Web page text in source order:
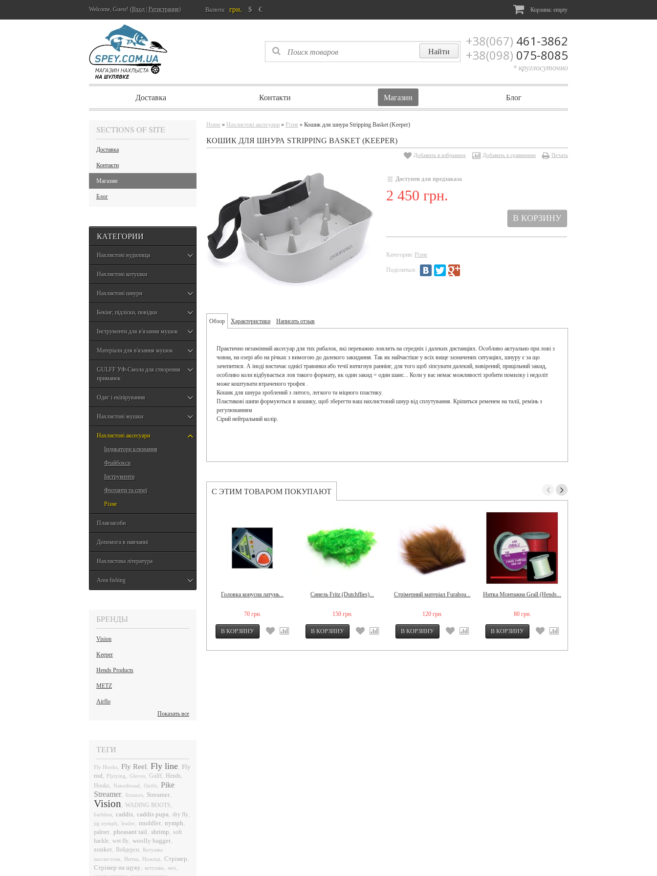
Welcome, Guest! (Вход Регистрация) Валюта: грн. $ € Корзина: empty
+38(067) 461-3862
+38(098) 075-8085
* круглосуточно
Доставка Контакти Магазин Блог
SECTIONS OF SITE
Доставка
Контакти
Магазин
Блог
КАТЕГОРИИ
Нахлистові вудилища
Нахлистові котушки
Нахлистові шнури
Бекінг, підліски, повідки
Інструменти для в'язання мушок
Матеріали для в'язання мушок
GULFF УФ-Смола для створення
приманок
Одяг і екіпірування
Нахлистові мушки
Нахлистові аксесуари
Індикатори клювання
Флайбокси
Інструменти
Флотанти та спреї
Різне
Плавзасоби
Допомога в навчанні
Нахлистова література
Area fishing
БРЕНДЫ
Vision
Keeper
Hends Products
METZ
Airflo
Показать все
ТЕГИ
Fly Hooks, Fly Reel, Fly line, Fly
rod, Flytying, Gloves, Gulff, Hends,
Hooks, Nanothread, Outfit, Pike
Streamer, Scissors, Streamer,
Vision, WADING BOOTS,
barbless, caddis, caddis pupa, dry fly,
jig nymph, leader, muddler, nymph,
palmer, pheasant tail, shrimp, soft
hackle, wet fly, woolly bagger,
zonker, Вейдерси, Котушка
нахлистова, Нитка, Ножиці, Стрімер,
Стрімер на щуку, котушка, мех,
Home » Нахлистові аксесуари » Різне » Кошик для шнура Stripping Basket (Keeper)
КОШИК ДЛЯ ШНУРА STRIPPING BASKET (KEEPER)
Добавить в избранное Добавить к сравнению Печать
Доступен для предзаказа
2 450 грн.
Категории: Різне
Поделиться:
Обзор Характеристики Написать отзыв
Практично незамінний аксесуар для тих рибалок, які переважно ловлять на середніх і далеких дистанціях. Особливо актуально при лові з
човна, на озері або на річках з вимогою до далекого закидання. Так як найчастіше у всіх вище зазначених ситуаціях, шнуру є за що
зачепитися. А іноді вистачає однієї травинки або течії витягнув раннінг, для того щоб зіпсувати далекий, вивірений, прицільний закид,
особливо коли відбувається лов такого формату, як один закид = один шанс... Коли у вас немає можливості зробити помилку і недоліт
може коштувати втраченого трофея .
Кошик для шнура зроблений з литого, легкого та міцного пластику.
Пластикові шипи формуються в кошику, щоб зберегти ваш нахлистовий шнур від сплутування. Кріпиться ременем на талії, ремінь з
регулюванням
Сірий нейтральний колір.
С ЭТИМ ТОВАРОМ ПОКУПАЮТ
Головка конусна латунь...
70 грн.
Синель Fritz (Dutchflies)...
150 грн.
Стрімерний матеріал Furabou...
120 грн.
Нитка Монтажна Grall (Hends...
80 грн.